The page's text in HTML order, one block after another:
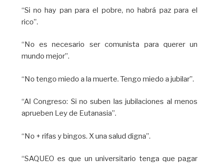
“Si no hay pan para el pobre, no habrá paz para el
rico”.
“No es necesario ser comunista para querer un
mundo mejor”.
“No tengo miedo a la muerte. Tengo miedo a jubilar”.
“Al Congreso: Si no suben las jubilaciones al menos
aprueben Ley de Eutanasia”.
“No + rifas y bingos. X una salud digna”.
“SAQUEO es que un universitario tenga que pagar